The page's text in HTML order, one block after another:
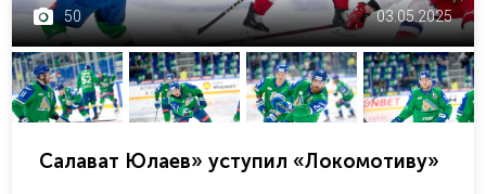
50 03.05.2025
Салават Юлаев» уступил «Локомотиву»